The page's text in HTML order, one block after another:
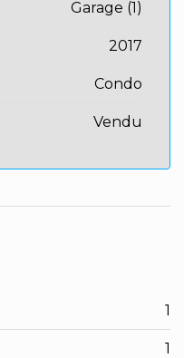
Garage (1)
2017
Condo
Vendu
1
1